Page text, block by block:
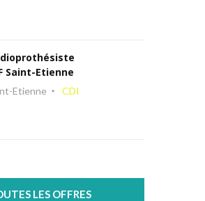
Saint-Etienne
Etienne CDI
LES OFFRES